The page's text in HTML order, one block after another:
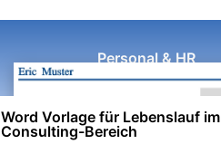
Personal & HR
Word Vorlage für Lebenslauf im
Consulting-Bereich